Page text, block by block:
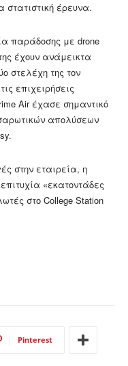
έρευνα.
παράδοσης με drone
έχουν ανάμεικτα
στελέχη της τον
επιχειρήσεις
Air έχασε σημαντικό
απολύσεων
στην εταιρεία, η
«εκατοντάδες
στο College Station
Pinterest